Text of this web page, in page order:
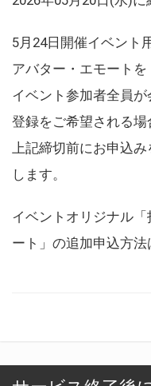
5月24日開催イベント
アバター・エモートを
イベント参加者全員
登録をご希望される場
上記締切前にお申込
します。
イベントオリジナル
ート」の追加申込方法